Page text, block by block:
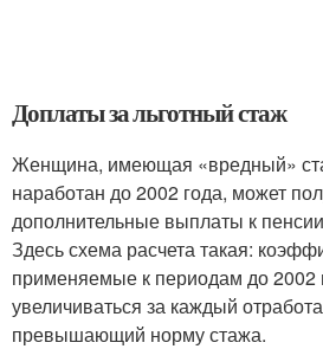
Доплаты за льготный стаж
Женщина, имеющая «вредный»
наработан до 2002 года, может
дополнительные выплаты к
Здесь схема расчета такая:
применяемые к периодам до 2002
увеличиваться за каждый
превышающий норму стажа.